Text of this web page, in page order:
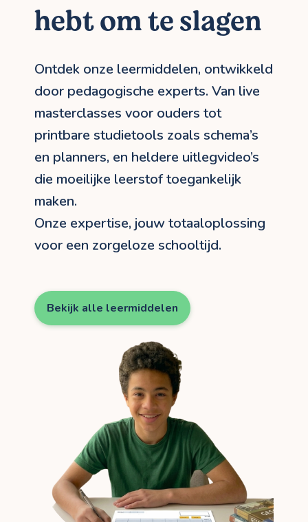
hebt om te slagen
Ontdek onze leermiddelen, ontwikkeld
door pedagogische experts. Van live
masterclasses voor ouders tot
printbare studietools zoals schema’s
en planners, en heldere uitlegvideo’s
die moeilijke leerstof toegankelijk
maken.
Onze expertise, jouw totaaloplossing
voor een zorgeloze schooltijd.
Bekijk alle leermiddelen